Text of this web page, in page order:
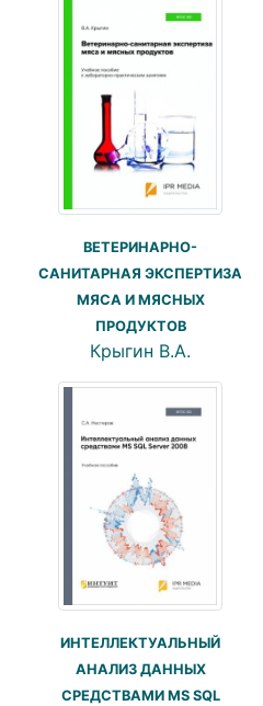
ВЕТЕРИНАРНО-
САНИТАРНАЯ ЭКСПЕРТИЗА
МЯСА И МЯСНЫХ
ПРОДУКТОВ
Крыгин В.А.
ИНТЕЛЛЕКТУАЛЬНЫЙ
АНАЛИЗ ДАННЫХ
СРЕДСТВАМИ MS SQL